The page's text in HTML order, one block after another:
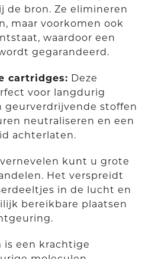
de bron. Ze elimineren
maar voorkomen ook
waardoor een
gegarandeerd.
cartridges: Deze
voor langdurig
geurverdrijvende stoffen
neutraliseren en een
achterlaten.
kunt u grote
Het verspreidt
in de lucht en
bereikbare plaatsen
is een krachtige